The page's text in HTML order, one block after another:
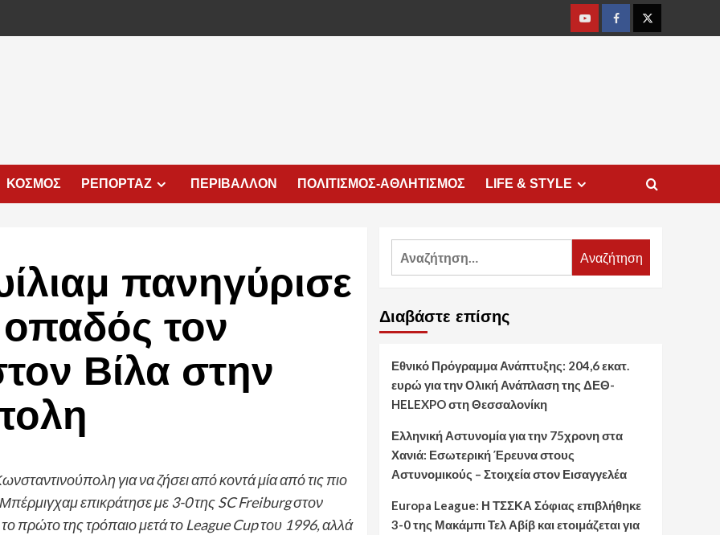
YoutubeFacebookTwitter
ΚΟΣΜΟΣ ΡΕΠΟΡΤΑΖ ΠΕΡΙΒΑΛΛΟΝ ΠΟΛΙΤΙΣΜΟΣ-ΑΘΛΗΤΙΣΜΟΣ LIFE & STYLE
πανηγύρισε
τον
Βίλα στην
για να ζήσει από κοντά μία από τις πιο
επικράτησε με 3-0 της SC Freiburg στον
πρώτο της τρόπαιο μετά το League Cup του 1996, αλλά
Αναζήτηση
Διαβάστε επίσης
Εθνικό Πρόγραμμα Ανάπτυξης: 204,6 εκατ.
ευρώ για την Ολική Ανάπλαση της ΔΕΘ-
HELEXPO στη Θεσσαλονίκη
Ελληνική Αστυνομία για την 75χρονη στα
Χανιά: Εσωτερική Έρευνα στους
Αστυνομικούς – Στοιχεία στον Εισαγγελέα
Europa League: Η ΤΣΣΚΑ Σόφιας επιβλήθηκε
3-0 της Μακάμπι Τελ Αβίβ και ετοιμάζεται για